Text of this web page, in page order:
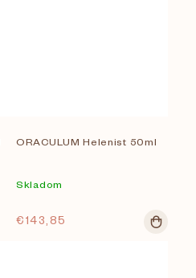
ORACULUM Helenist 50ml
Skladom
€143,85